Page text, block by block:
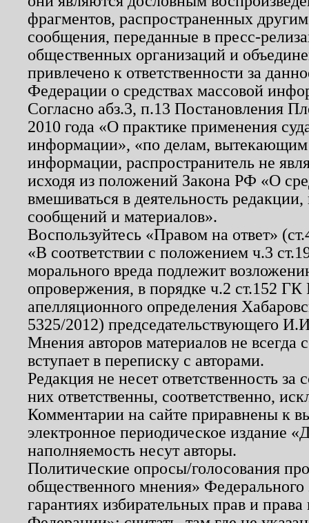
фрагментов, распространенных
сообщения, переданные в пресс-
общественных организаций и
привлечено к ответственности за
Федерации о средствах массовой
Согласно абз.3, п.13 Постановления
2010 года «О практике применения
информации», «по делам, вытекающим
информации, распространитель не
исходя из положений Закона РФ «О
вмешиваться в деятельность
сообщений и материалов».
Воспользуйтесь «Правом на ответ»
«В соответствии с положением ч.3
морального вреда подлежит
опровержения, в порядке ч.2 ст.152
апелляционного определения
5325/2012) председательствующего
Мнения авторов материалов не
вступает в переписку с авторами.
Редакция не несет ответственность
них ответственны, соответственно,
Комментарии на сайте приравнены к
электронное периодическое издание
наполняемость несут авторы.
Политические опросы/голосования
общественного мнения»
гарантиях избирательных прав и